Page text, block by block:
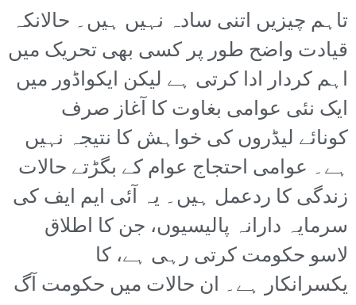
تاہم چیزیں اتنی سادہ نہیں ہیں۔ حالانکہ
قیادت واضح طور پر کسی بھی تحریک میں
اہم کردار ادا کرتی ہے لیکن ایکواڈور میں
ایک نئی عوامی بغاوت کا آغاز صرف
کونائے لیڈروں کی خواہش کا نتیجہ نہیں
ہے۔ عوامی احتجاج عوام کے بگڑتے حالات
زندگی کا ردعمل ہیں۔ یہ آئی ایم ایف کی
سرمایہ دارانہ پالیسیوں، جن کا اطلاق
لاسو حکومت کرتی رہی ہے، کا
یکسرانکار ہے۔ ان حالات میں حکومت آگ